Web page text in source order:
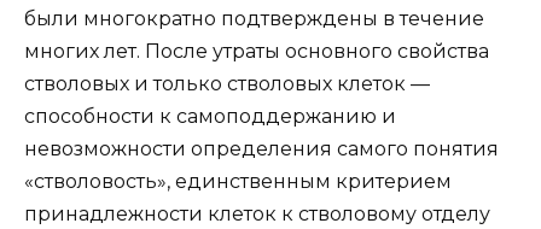
были многократно подтверждены в течение
многих лет. После утраты основного свойства
стволовых и только стволовых клеток —
способности к самоподдержанию и
невозможности определения самого понятия
«стволовость», единственным критерием
принадлежности клеток к стволовому отделу